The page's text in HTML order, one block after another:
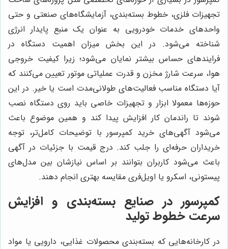
تجهیزات فلزی، خطوط بسته‌بندی، آزمایشگاه‌های صنعتی و حتی
واحدهای خدمات خودرویی به عنوان یک منبع پایدار انرژی
شناخته می‌شود. در این بخش میزان اهمیت دستگاه در
فرایندهای حساس بیشتر نمایان می‌شود؛ زیرا کیفیت خروجی
هوا، سرعت شارژ مخزن و قدرت عملیاتی موتور تعیین می‌کنند که
آیا دستگاه مناسب فعالیت‌های طولانی‌مدت است یا خیر. در این
حوزه‌ها معمولا ابزار و تجهیزات خاصی باید روی دستگاه نصب
شوند تا راندمان کار افزایش پیدا کند و همین موضوع باعث
می‌شود آگهی‌های خرید کمپرسور با توضیحات کامل‌تر، توجه
خریداران حرفه‌ای را جلب کند. درج قیمت با جزئیات در آگهی
باعث می‌شود کاربران بتوانند بر اساس نیازشان بین مدل‌های
پیستونی، اسکرو یا اویل‌فری مقایسه بهتری انجام دهند.
کمپرسور در صنایع بسته‌بندی و افزایش
سرعت خطوط تولید
در کارخانه‌هایی که بسته‌بندی محصولات غذایی، دارویی یا مواد